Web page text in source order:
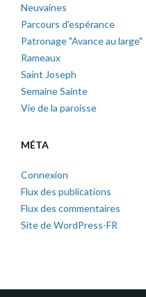
Neuvaines
Parcours d'espérance
Patronage "Avance au large"
Rameaux
Saint Joseph
Semaine Sainte
Vie de la paroisse
MÉTA
Connexion
Flux des publications
Flux des commentaires
Site de WordPress-FR